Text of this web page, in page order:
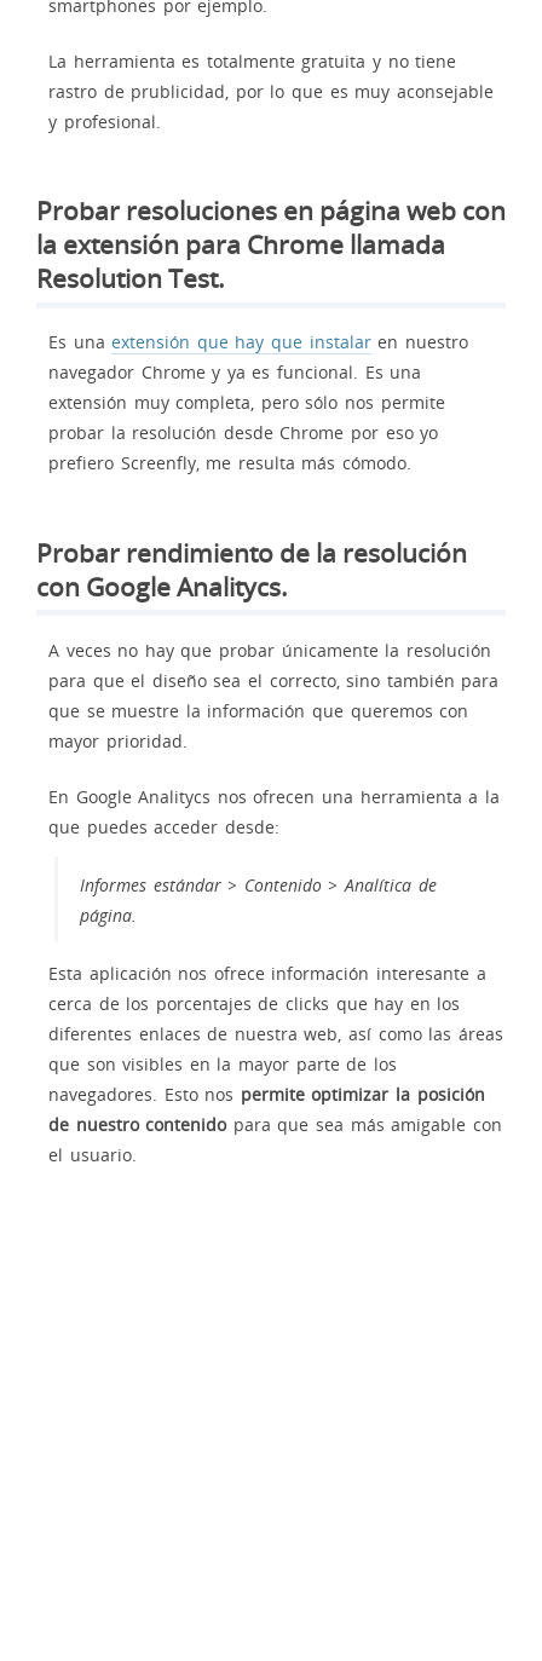
smartphones por ejemplo.
La herramienta es totalmente gratuita y no tiene
rastro de prublicidad, por lo que es muy aconsejable
y profesional.
Probar resoluciones en página web con
la extensión para Chrome llamada
Resolution Test.
Es unaextensión que hay que instalaren nuestro
navegador Chrome y ya es funcional. Es una
extensión muy completa, pero sólo nos permite
probar la resolución desde Chrome por eso yo
prefiero Screenfly, me resulta más cómodo.
Probar rendimiento de la resolución
con Google Analitycs.
A veces no hay que probar únicamente la resolución
para que el diseño sea el correcto, sino también para
que se muestre la información que queremos con
mayor prioridad.
En Google Analitycs nos ofrecen una herramienta a la
que puedes acceder desde:
Informes estándar > Contenido > Analítica de
página.
Esta aplicación nos ofrece información interesante a
cerca de los porcentajes de clicks que hay en los
diferentes enlaces de nuestra web, así como las áreas
que son visibles en la mayor parte de los
navegadores. Esto nos permite optimizar la posición
de nuestro contenidopara que sea más amigable con
el usuario.